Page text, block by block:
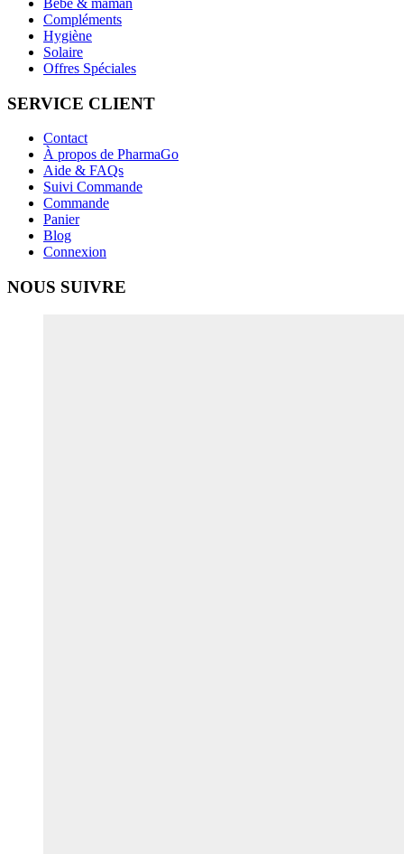
Compléments
Hygiène
Solaire
Offres Spéciales
SERVICE CLIENT
Contact
À propos de PharmaGo
Aide & FAQs
Suivi Commande
Commande
Panier
Blog
Connexion
NOUS SUIVRE